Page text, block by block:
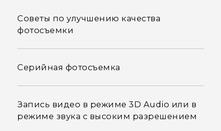
Советы по улучшению качества
фотосъемки
Серийная фотосъемка
Запись видео в режиме 3D Audio или в
режиме звука с высоким разрешением